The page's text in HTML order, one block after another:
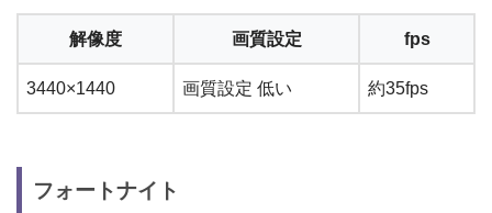
解像度 画質設定 fps
3440×1440 画質設定 低い 約35fps
フォートナイト